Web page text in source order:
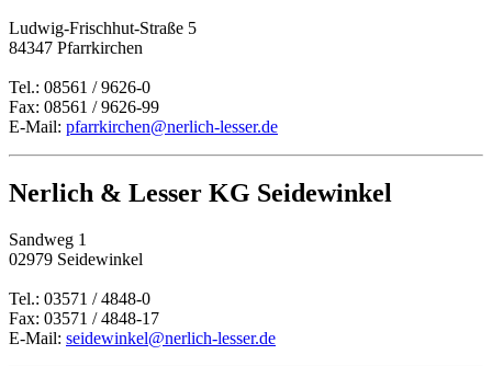
Ludwig-Frischhut-Straße 5
84347 Pfarrkirchen
Tel.: 08561 / 9626-0
Fax: 08561 / 9626-99
E-Mail: pfarrkirchen@nerlich-lesser.de
Nerlich & Lesser KG Seidewinkel
Sandweg 1
02979 Seidewinkel
Tel.: 03571 / 4848-0
Fax: 03571 / 4848-17
E-Mail: seidewinkel@nerlich-lesser.de